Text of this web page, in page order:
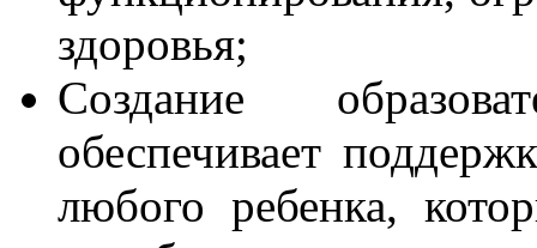
здоровья;
Создание
обеспечивает
любого ребенка,